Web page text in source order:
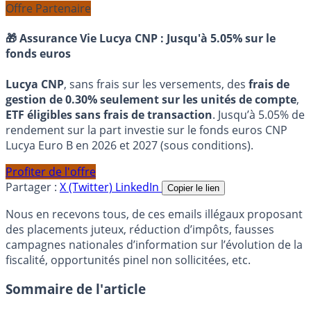
Offre Partenaire
🎁 Assurance Vie Lucya CNP : Jusqu'à 5.05% sur le
fonds euros
Lucya CNP, sans frais sur les versements, des frais de
gestion de 0.30% seulement sur les unités de compte,
ETF éligibles sans frais de transaction. Jusqu’à 5.05% de
rendement sur la part investie sur le fonds euros CNP
Lucya Euro B en 2026 et 2027 (sous conditions).
Profiter de l'offre
Partager : X (Twitter) LinkedIn Copier le lien
Nous en recevons tous, de ces emails illégaux proposant
des placements juteux, réduction d’impôts, fausses
campagnes nationales d’information sur l’évolution de la
fiscalité, opportunités pinel non sollicitées, etc.
Sommaire de l'article